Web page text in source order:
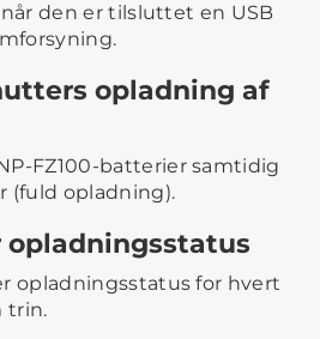
den er tilsluttet en USB
opladning af
FZ100-batterier samtidig
(fuld opladning).
opladningsstatus for hvert
trin.